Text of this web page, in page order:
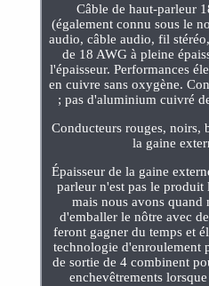
Câble de haut-parleur
(également connu sous le
audio, câble audio, fil
de 18 AWG à pleine
l'épaisseur. Performances
en cuivre sans oxygène.
; pas d'aluminium cuivré
Conducteurs rouges, noirs,
la gaine
Épaisseur de la gaine
parleur n'est pas le
mais nous avons quand
d'emballer le nôtre avec
feront gagner du temps et
technologie d'enroulement
de sortie de 4 combinent
enchevêtrements